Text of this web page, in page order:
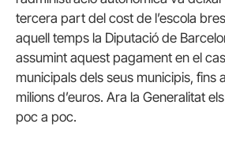
tercera part del cost de l’escola
aquell temps la Diputació de
assumint aquest pagament en el
municipals dels seus municipis, fins
milions d’euros. Ara la Generalitat
poc a poc.